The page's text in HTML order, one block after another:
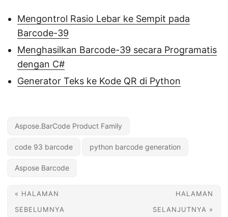
Mengontrol Rasio Lebar ke Sempit pada
Barcode-39
Menghasilkan Barcode-39 secara Programatis
dengan C#
Generator Teks ke Kode QR di Python
Aspose.BarCode Product Family
code 93 barcode python barcode generation
Aspose Barcode
« HALAMAN
SEBELUMNYA
HALAMAN
SELANJUTNYA »